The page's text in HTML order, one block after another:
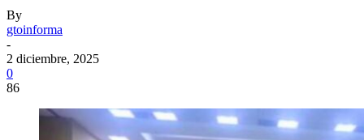
By
gtoinforma
-
2 diciembre, 2025
0
86